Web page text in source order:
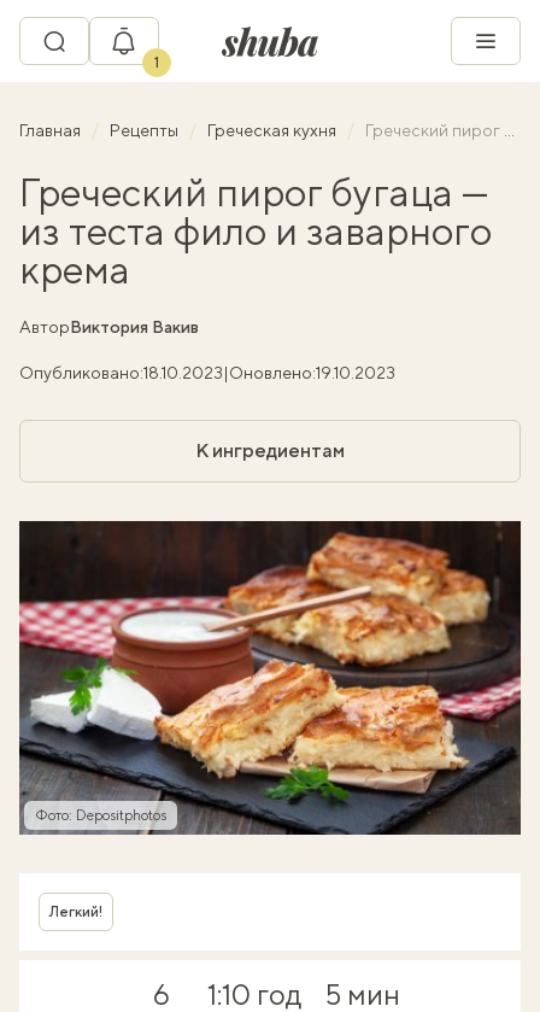
1
Главная Рецепты Греческая кухня Греческий пирог бугаца — из теста фило и заварного крема
Греческий пирог бугаца —
из теста фило и заварного
крема
АвторВиктория Вакив
Опубликовано:18.10.2023|Оновлено:19.10.2023
К ингредиентам
Фото: Depositphotos
Легкий!
6 1:10 год 5 мин